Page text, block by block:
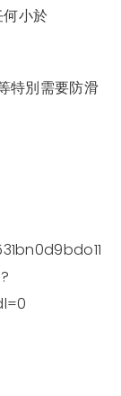
小於
特別需要防滑